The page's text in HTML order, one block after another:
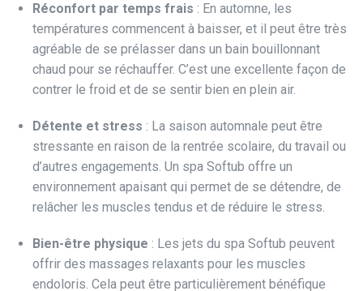
Réconfort par temps frais : En automne, les
températures commencent à baisser, et il peut être très
agréable de se prélasser dans un bain bouillonnant
chaud pour se réchauffer. C’est une excellente façon de
contrer le froid et de se sentir bien en plein air.
Détente et stress : La saison automnale peut être
stressante en raison de la rentrée scolaire, du travail ou
d’autres engagements. Un spa Softub offre un
environnement apaisant qui permet de se détendre, de
relâcher les muscles tendus et de réduire le stress.
Bien-être physique : Les jets du spa Softub peuvent
offrir des massages relaxants pour les muscles
endoloris. Cela peut être particulièrement bénéfique